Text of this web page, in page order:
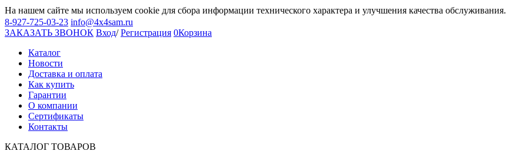
На нашем сайте мы используем cookie для сбора информации технического характера и улучшения качества обслуживания.
8-927-725-03-23 info@4x4sam.ru
ЗАКАЗАТЬ ЗВОНОК Вход/Регистрация 0Корзина
Каталог
Новости
Доставка и оплата
Как купить
Гарантии
О компании
Сертификаты
Контакты
КАТАЛОГ ТОВАРОВ